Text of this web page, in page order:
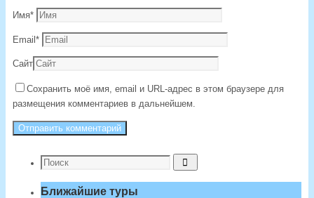
Имя*
Email *
Сайт
Сохранить моё имя, email и URL-адрес в этом браузере для
размещения комментариев в дальнейшем.
Что
Поиск
Ближайшие туры